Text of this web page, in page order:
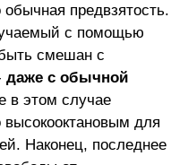
предвзятость.
с помощью
смешан с
даже с обычной
в этом случае
высокооктановым для
Наконец, последнее